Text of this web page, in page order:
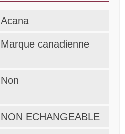
Acana
Marque canadienne
Non
NON ECHANGEABLE